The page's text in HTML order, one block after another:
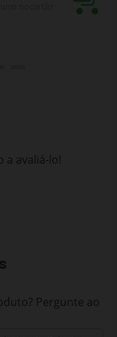
a avaliá-lo!
Pergunte ao